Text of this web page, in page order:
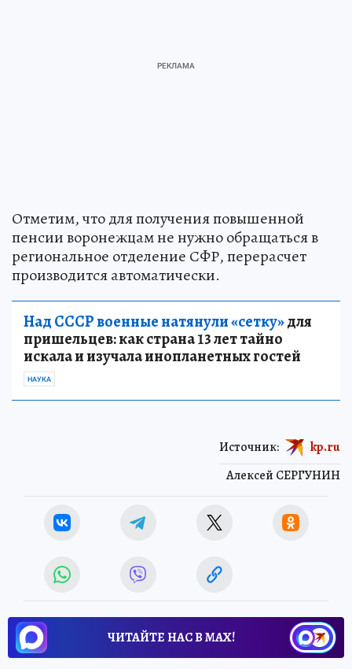
Отметим, что для получения повышенной
пенсии воронежцам не нужно обращаться в
региональное отделение СФР, перерасчет
производится автоматически.
Над СССР военные натянули «сетку»для
пришельцев: как страна 13 лет тайно
искала и изучала инопланетных гостей
НАУКА
Алексей СЕРГУНИН
Источник: kp.ru
ЧИТАЙТЕ НАС В МАХ!